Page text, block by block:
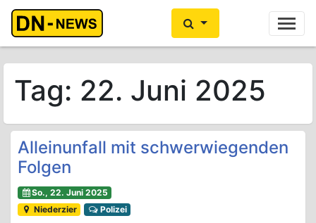
Ihre Anzeige hier? Jetzt informieren
Tag: 22. Juni 2025
Alleinunfall mit schwerwiegenden
Folgen
So., 22. Juni 2025
Niederzier
Polizei